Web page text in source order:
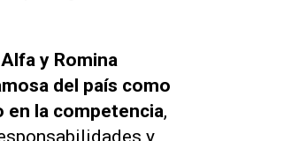
Alfa y Romina
del país como
en la competencia,
y